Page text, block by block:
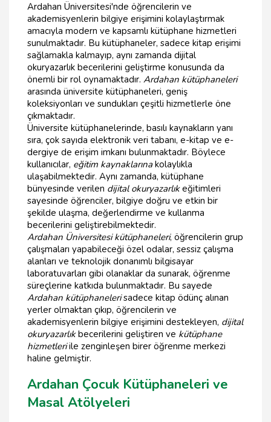
Ardahan Üniversitesi'nde öğrencilerin ve
akademisyenlerin bilgiye erişimini kolaylaştırmak
amacıyla modern ve kapsamlı kütüphane hizmetleri
sunulmaktadır. Bu kütüphaneler, sadece kitap erişimi
sağlamakla kalmayıp, aynı zamanda dijital
okuryazarlık becerilerini geliştirme konusunda da
önemli bir rol oynamaktadır. Ardahan kütüphaneleri
arasında üniversite kütüphaneleri, geniş
koleksiyonları ve sundukları çeşitli hizmetlerle öne
çıkmaktadır.
Üniversite kütüphanelerinde, basılı kaynakların yanı
sıra, çok sayıda elektronik veri tabanı, e-kitap ve e-
dergiye de erişim imkanı bulunmaktadır. Böylece
kullanıcılar, eğitim kaynaklarınakolaylıkla
ulaşabilmektedir. Aynı zamanda, kütüphane
bünyesinde verilen dijital okuryazarlıkeğitimleri
sayesinde öğrenciler, bilgiye doğru ve etkin bir
şekilde ulaşma, değerlendirme ve kullanma
becerilerini geliştirebilmektedir.
Ardahan Üniversitesi kütüphaneleri, öğrencilerin grup
çalışmaları yapabileceği özel odalar, sessiz çalışma
alanları ve teknolojik donanımlı bilgisayar
laboratuvarları gibi olanaklar da sunarak, öğrenme
süreçlerine katkıda bulunmaktadır. Bu sayede
Ardahan kütüphanelerisadece kitap ödünç alınan
yerler olmaktan çıkıp, öğrencilerin ve
akademisyenlerin bilgiye erişimini destekleyen, dijital
okuryazarlıkbecerilerini geliştiren ve kütüphane
hizmetleriile zenginleşen birer öğrenme merkezi
haline gelmiştir.
Ardahan Çocuk Kütüphaneleri ve
Masal Atölyeleri